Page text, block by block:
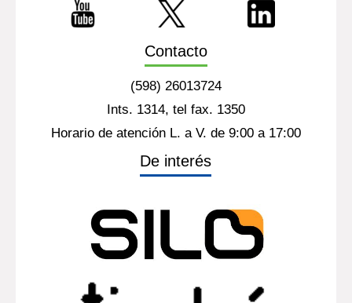
Contacto
(598) 26013724
Ints. 1314, tel fax. 1350
Horario de atención L. a V. de 9:00 a 17:00
De interés